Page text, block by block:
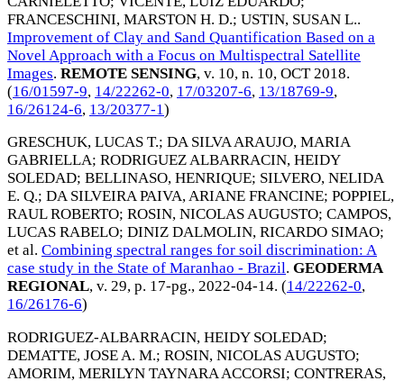
FRANCESCHINI, MARSTON H. D.; USTIN, SUSAN L..
Improvement of Clay and Sand Quantification Based on a
Novel Approach with a Focus on Multispectral Satellite
Images. REMOTE SENSING, v. 10, n. 10, OCT 2018.
(16/01597-9, 14/22262-0, 17/03207-6, 13/18769-9,
16/26124-6, 13/20377-1)
GRESCHUK, LUCAS T.; DA SILVA ARAUJO, MARIA
GABRIELLA; RODRIGUEZ ALBARRACIN, HEIDY
SOLEDAD; BELLINASO, HENRIQUE; SILVERO, NELIDA
E. Q.; DA SILVEIRA PAIVA, ARIANE FRANCINE; POPPIEL,
RAUL ROBERTO; ROSIN, NICOLAS AUGUSTO; CAMPOS,
LUCAS RABELO; DINIZ DALMOLIN, RICARDO SIMAO;
et al. Combining spectral ranges for soil discrimination: A
case study in the State of Maranhao - Brazil. GEODERMA
REGIONAL, v. 29, p. 17-pg., 2022-04-14. (14/22262-0,
16/26176-6)
RODRIGUEZ-ALBARRACIN, HEIDY SOLEDAD;
DEMATTE, JOSE A. M.; ROSIN, NICOLAS AUGUSTO;
AMORIM, MERILYN TAYNARA ACCORSI; CONTRERAS,